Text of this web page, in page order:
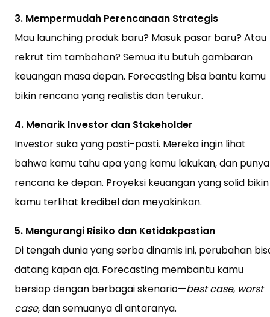
3. Mempermudah Perencanaan Strategis
Mau launching produk baru? Masuk pasar baru? Atau
rekrut tim tambahan? Semua itu butuh gambaran
keuangan masa depan. Forecasting bisa bantu kamu
bikin rencana yang realistis dan terukur.
4. Menarik Investor dan Stakeholder
Investor suka yang pasti-pasti. Mereka ingin lihat
bahwa kamu tahu apa yang kamu lakukan, dan punya
rencana ke depan. Proyeksi keuangan yang solid bikin
kamu terlihat kredibel dan meyakinkan.
5. Mengurangi Risiko dan Ketidakpastian
Di tengah dunia yang serba dinamis ini, perubahan
datang kapan aja. Forecasting membantu kamu
bersiap dengan berbagai skenario—best case, worst
case, dan semuanya di antaranya.